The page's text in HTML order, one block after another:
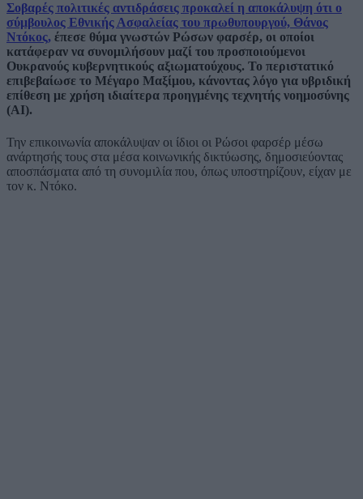
Σοβαρές πολιτικές αντιδράσεις προκαλεί η αποκάλυψη ότι ο
σύμβουλος Εθνικής Ασφαλείας του πρωθυπουργού, Θάνος
Ντόκος, έπεσε θύμα γνωστών Ρώσων φαρσέρ, οι οποίοι
κατάφεραν να συνομιλήσουν μαζί του προσποιούμενοι
Ουκρανούς κυβερνητικούς αξιωματούχους. Το περιστατικό
επιβεβαίωσε το Μέγαρο Μαξίμου, κάνοντας λόγο για υβριδική
επίθεση με χρήση ιδιαίτερα προηγμένης τεχνητής νοημοσύνης
(AI).
Την επικοινωνία αποκάλυψαν οι ίδιοι οι Ρώσοι φαρσέρ μέσω
ανάρτησής τους στα μέσα κοινωνικής δικτύωσης, δημοσιεύοντας
αποσπάσματα από τη συνομιλία που, όπως υποστηρίζουν, είχαν με
τον κ. Ντόκο.